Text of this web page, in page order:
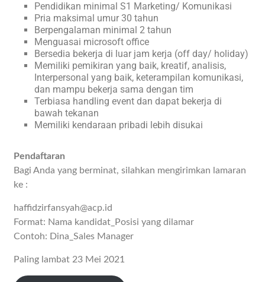
Pendidikan minimal S1 Marketing/ Komunikasi
Pria maksimal umur 30 tahun
Berpengalaman minimal 2 tahun
Menguasai microsoft office
Bersedia bekerja di luar jam kerja (off day/ holiday)
Memiliki pemikiran yang baik, kreatif, analisis,
Interpersonal yang baik, keterampilan komunikasi,
dan mampu bekerja sama dengan tim
Terbiasa handling event dan dapat bekerja di
bawah tekanan
Memiliki kendaraan pribadi lebih disukai
Pendaftaran
Bagi Anda yang berminat, silahkan mengirimkan lamaran
ke :
haffidzirfansyah@acp.id
Format: Nama kandidat_Posisi yang dilamar
Contoh: Dina_Sales Manager
Paling lambat 23 Mei 2021